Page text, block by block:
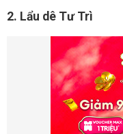
2. Lẩu dê Tư Trì